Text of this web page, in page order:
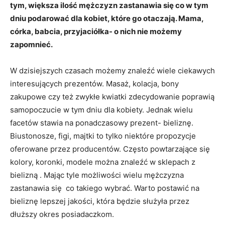
tym, większa ilość mężczyzn zastanawia się co w tym
dniu podarować dla kobiet, które go otaczają. Mama,
córka, babcia, przyjaciółka- o nich nie możemy
zapomnieć.
W dzisiejszych czasach możemy znaleźć wiele ciekawych
interesujących prezentów. Masaż, kolacja, bony
zakupowe czy też zwykłe kwiatki zdecydowanie poprawią
samopoczucie w tym dniu dla kobiety. Jednak wielu
facetów stawia na ponadczasowy prezent- bieliznę.
Biustonosze, figi, majtki to tylko niektóre propozycje
oferowane przez producentów. Często powtarzające się
kolory, koronki, modele można znaleźć w sklepach z
bielizną . Mając tyle możliwości wielu mężczyzna
zastanawia się co takiego wybrać. Warto postawić na
bieliznę lepszej jakości, która będzie służyła przez
dłuższy okres posiadaczkom.